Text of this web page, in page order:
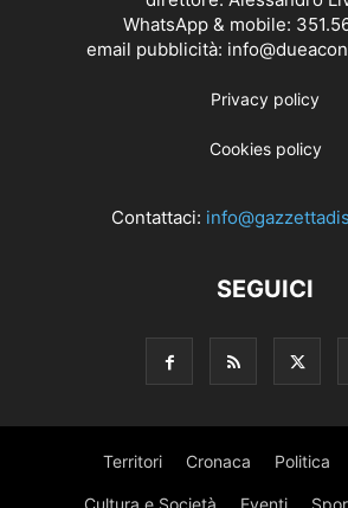
WhatsApp & mobile:
email pubblicità:
Privacy policy
Cookies policy
Contattaci:
SEGUICI
Territori Cronaca Politica
Cultura e Società Eventi